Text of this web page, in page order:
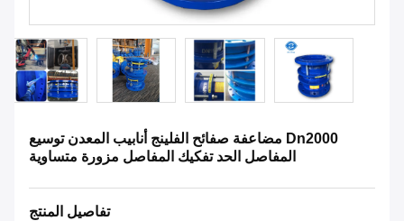
Dn2000 مضاعفة صفائح الفلينج أنابيب المعدن توسيع
المفاصل الحد تفكيك المفاصل مزورة متساوية
تفاصيل المنتج